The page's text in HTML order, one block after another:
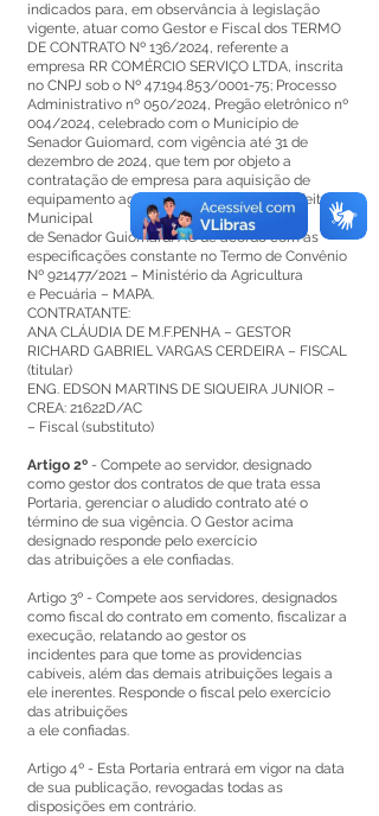
indicados para, em observância à legislação
vigente, atuar como Gestor e Fiscal dos TERMO
DE CONTRATO Nº 136/2024, referente a
empresa RR COMÉRCIO SERVIÇO LTDA, inscrita
no CNPJ sob o Nº 47.194.853/0001-75; Processo
Administrativo nº 050/2024, Pregão eletrônico nº
004/2024, celebrado com o Município de
Senador Guiomard, com vigência até 31 de
dezembro de 2024, que tem por objeto a
contratação de empresa para aquisição de
equipamento agrícola, para atender a Prefeitura
Municipal
de Senador Guiomard/AC de acordo com as
especificações constante no Termo de Convênio
Nº 921477/2021 – Ministério da Agricultura
e Pecuária – MAPA.
CONTRATANTE:
ANA CLÁUDIA DE M.F.PENHA – GESTOR
RICHARD GABRIEL VARGAS CERDEIRA – FISCAL
(titular)
ENG. EDSON MARTINS DE SIQUEIRA JUNIOR –
CREA: 21622D/AC
– Fiscal (substituto)
Artigo 2º - Compete ao servidor, designado
como gestor dos contratos de que trata essa
Portaria, gerenciar o aludido contrato até o
término de sua vigência. O Gestor acima
designado responde pelo exercício
das atribuições a ele confiadas.
Artigo 3º - Compete aos servidores, designados
como fiscal do contrato em comento, fiscalizar a
execução, relatando ao gestor os
incidentes para que tome as providencias
cabíveis, além das demais atribuições legais a
ele inerentes. Responde o fiscal pelo exercício
das atribuições
a ele confiadas.
Artigo 4º - Esta Portaria entrará em vigor na data
de sua publicação, revogadas todas as
disposições em contrário.